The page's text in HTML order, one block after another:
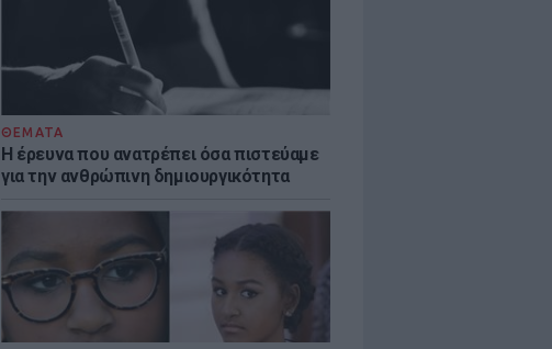
ΘΕΜΑΤΑ
Η έρευνα που ανατρέπει όσα πιστεύαμε
για την ανθρώπινη δημιουργικότητα